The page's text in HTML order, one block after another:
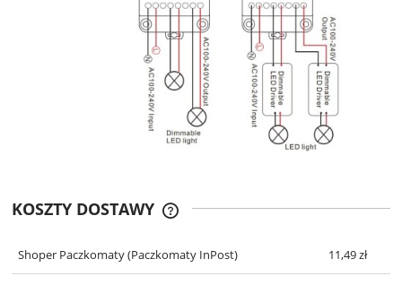
KOSZTY DOSTAWY
Shoper Paczkomaty(Paczkomaty InPost) 11,49 zł